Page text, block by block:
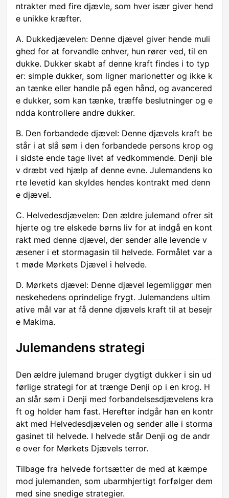
ntrakter med fire djævle, som hver især giver hend
e unikke kræfter.
A. Dukkedjævelen: Denne djævel giver hende muli
ghed for at forvandle enhver, hun rører ved, til en
dukke. Dukker skabt af denne kraft findes i to typ
er: simple dukker, som ligner marionetter og ikke k
an tænke eller handle på egen hånd, og avancered
e dukker, som kan tænke, træffe beslutninger og e
ndda kontrollere andre dukker.
B. Den forbandede djævel: Denne djævels kraft be
står i at slå søm i den forbandede persons krop og
i sidste ende tage livet af vedkommende. Denji ble
v dræbt ved hjælp af denne evne. Julemandens ko
rte levetid kan skyldes hendes kontrakt med denn
e djævel.
C. Helvedesdjævelen: Den ældre julemand ofrer sit
hjerte og tre elskede børns liv for at indgå en kont
rakt med denne djævel, der sender alle levende v
æsener i et stormagasin til helvede. Formålet var a
t møde Mørkets Djævel i helvede.
D. Mørkets djævel: Denne djævel legemliggør men
neskehedens oprindelige frygt. Julemandens ultim
ative mål var at få denne djævels kraft til at besejr
e Makima.
Julemandens strategi
Den ældre julemand bruger dygtigt dukker i sin ud
førlige strategi for at trænge Denji op i en krog. H
an slår søm i Denji med forbandelsesdjævelens kra
ft og holder ham fast. Herefter indgår han en kontr
akt med Helvedesdjævelen og sender alle i storma
gasinet til helvede. I helvede står Denji og de andr
e over for Mørkets Djævels terror.
Tilbage fra helvede fortsætter de med at kæmpe
mod julemanden, som ubarmhjertigt forfølger dem
med sine snedige strategier.